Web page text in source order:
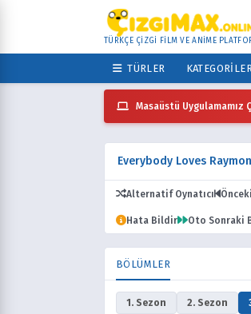
TÜRKÇE ÇİZGİ FİLM VE ANİME
TÜRLER
Masaüstü Uygulamamız
Everybody Loves
Alternatif Oynatıcı Önceki
Hata Bildir Oto Sonraki
BÖLÜMLER
1. Sezon 2. Sezon